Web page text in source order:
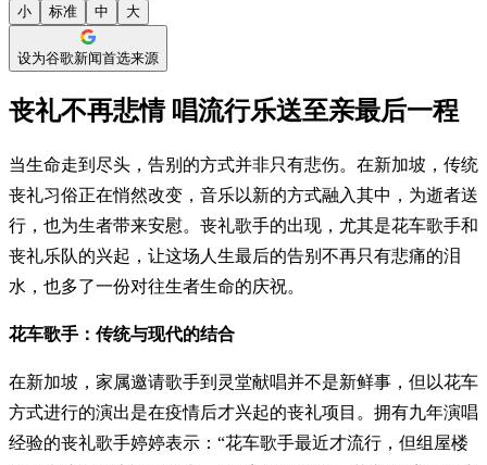
小 标准 中 大
设为谷歌新闻首选来源
丧礼不再悲情 唱流行乐送至亲最后一程
当生命走到尽头，告别的方式并非只有悲伤。在新加坡，传统
丧礼习俗正在悄然改变，音乐以新的方式融入其中，为逝者送
行，也为生者带来安慰。丧礼歌手的出现，尤其是花车歌手和
丧礼乐队的兴起，让这场人生最后的告别不再只有悲痛的泪
水，也多了一份对往生者生命的庆祝。
花车歌手：传统与现代的结合
在新加坡，家属邀请歌手到灵堂献唱并不是新鲜事，但以花车
方式进行的演出是在疫情后才兴起的丧礼项目。拥有九年演唱
经验的丧礼歌手婷婷表示：“花车歌手最近才流行，但组屋楼